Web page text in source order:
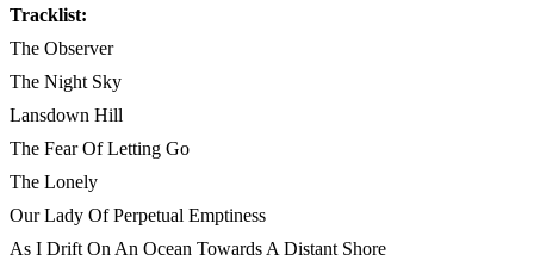
Tracklist:
The Observer
The Night Sky
Lansdown Hill
The Fear Of Letting Go
The Lonely
Our Lady Of Perpetual Emptiness
As I Drift On An Ocean Towards A Distant Shore